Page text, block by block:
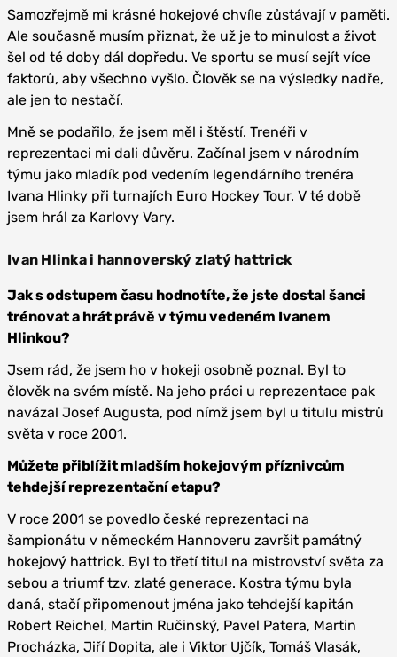
Samozřejmě mi krásné hokejové chvíle zůstávají v paměti.
Ale současně musím přiznat, že už je to minulost a život
šel od té doby dál dopředu. Ve sportu se musí sejít více
faktorů, aby všechno vyšlo. Člověk se na výsledky nadře,
ale jen to nestačí.
Mně se podařilo, že jsem měl i štěstí. Trenéři v
reprezentaci mi dali důvěru. Začínal jsem v národním
týmu jako mladík pod vedením legendárního trenéra
Ivana Hlinky při turnajích Euro Hockey Tour. V té době
jsem hrál za Karlovy Vary.
Ivan Hlinka i hannoverský zlatý hattrick
Jak s odstupem času hodnotíte, že jste dostal šanci
trénovat a hrát právě v týmu vedeném Ivanem
Hlinkou?
Jsem rád, že jsem ho v hokeji osobně poznal. Byl to
člověk na svém místě. Na jeho práci u reprezentace pak
navázal Josef Augusta, pod nímž jsem byl u titulu mistrů
světa v roce 2001.
Můžete přiblížit mladším hokejovým příznivcům
tehdejší reprezentační etapu?
V roce 2001 se povedlo české reprezentaci na
šampionátu v německém Hannoveru završit památný
hokejový hattrick. Byl to třetí titul na mistrovství světa za
sebou a triumf tzv. zlaté generace. Kostra týmu byla
daná, stačí připomenout jména jako tehdejší kapitán
Robert Reichel, Martin Ručinský, Pavel Patera, Martin
Procházka, Jiří Dopita, ale i Viktor Ujčík, Tomáš Vlasák,